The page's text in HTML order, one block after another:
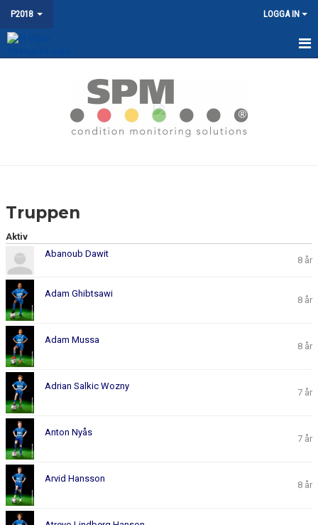
P2018 LOGGA IN
BILDGALLERI
DOKUMENT
KONTAKT
Truppen
Aktiv
Abanoub Dawit
8 år
Adam Ghibtsawi
8 år
Adam Mussa
8 år
Adrian Salkic Wozny
7 år
Anton Nyås
7 år
Arvid Hansson
8 år